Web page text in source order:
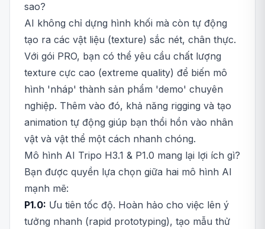
sao?
AI không chỉ dựng hình khối mà còn tự động
tạo ra các vật liệu (texture) sắc nét, chân thực.
Với gói PRO, bạn có thể yêu cầu chất lượng
texture cực cao (extreme quality) để biến mô
hình 'nháp' thành sản phẩm 'demo' chuyên
nghiệp. Thêm vào đó, khả năng rigging và tạo
animation tự động giúp bạn thổi hồn vào nhân
vật và vật thể một cách nhanh chóng.
Mô hình AI Tripo H3.1 & P1.0 mang lại lợi ích gì?
Bạn được quyền lựa chọn giữa hai mô hình AI
mạnh mẽ:
P1.0: Ưu tiên tốc độ. Hoàn hảo cho việc lên ý
tưởng nhanh (rapid prototyping), tạo mẫu thử